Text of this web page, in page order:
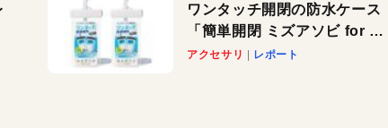
ワンタッチ開閉の防水ケース
「簡単開閉 ミズアソビ for ス
マホ」で夏のレジャーを満喫
アクセサリ レポート